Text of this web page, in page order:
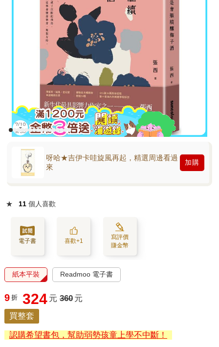
呀哈★吉伊卡哇旋風再起，精選周邊看過
來
加購
★ 11 個人喜歡
電子書 喜歡+1
寫評價
賺金幣
紙本平裝 Readmoo 電子書
9 折 324 元 360 元
買整套
認購希望書包，幫助弱勢孩童上學不中斷！